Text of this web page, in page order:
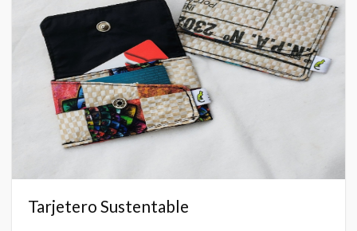
Tarjetero Sustentable